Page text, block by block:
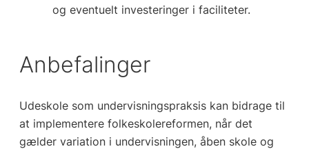
og eventuelt investeringer i faciliteter.
Anbefalinger
Udeskole som undervisningspraksis kan bidrage til
at implementere folkeskolereformen, når det
gælder variation i undervisningen, åben skole og